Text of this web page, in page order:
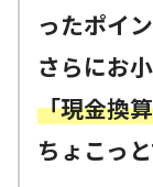
ったポイ
さらにお
「現金換
ちょこっ